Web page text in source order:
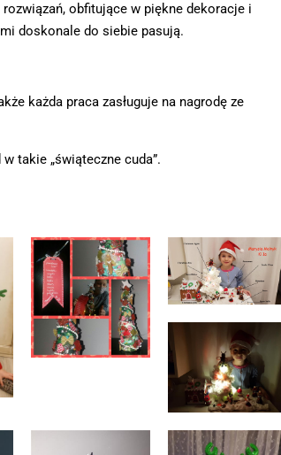
obfitujące w piękne dekoracje i
doskonale do siebie pasują.
każda praca zasługuje na nagrodę ze
takie „świąteczne cuda”.